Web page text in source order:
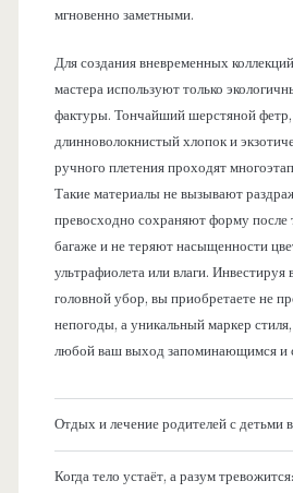
мгновенно заметными.
Для создания вневременных
мастера используют только
фактуры. Тончайший шерстяной фетр,
длинноволокнистый хлопок и
ручного плетения проходят
Такие материалы не вызывают
превосходно сохраняют форму после
багаже и не теряют насыщенности
ультрафиолета или влаги. Инвестируя
головной убор, вы приобретаете не
непогоды, а уникальный маркер
любой ваш выход запоминающимся и
Отдых и лечение родителей с детьми
Когда тело устаёт, а разум